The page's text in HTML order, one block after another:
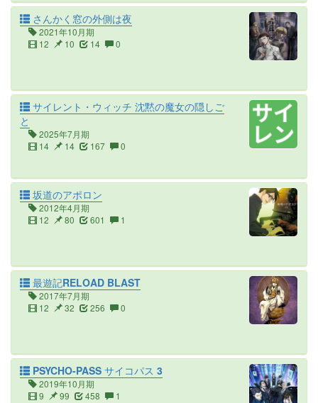
さんかく窓の外側は夜
2021年10月期
12
10 14 0
サイレント・ウィッチ 沈黙の魔女の隠しご
と
2025年7月期
14
14 167 0
坂道のアポロン
2012年4月期
12
80 601 1
最遊記RELOAD BLAST
2017年7月期
12
32 256 0
PSYCHO-PASS サイコパス 3
2019年10月期
9
99 458 1